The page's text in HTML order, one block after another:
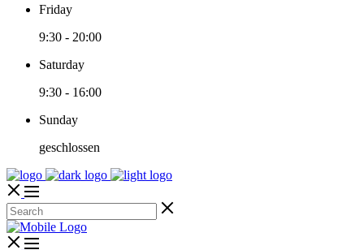
Friday
9:30 - 20:00
Saturday
9:30 - 16:00
Sunday
geschlossen